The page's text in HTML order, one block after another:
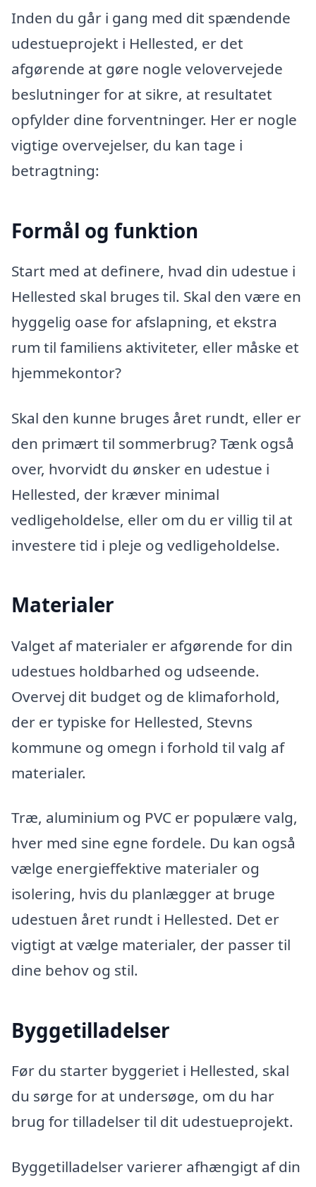
Inden du går i gang med dit spændende
udestueprojekt i Hellested, er det
afgørende at gøre nogle velovervejede
beslutninger for at sikre, at resultatet
opfylder dine forventninger. Her er nogle
vigtige overvejelser, du kan tage i
betragtning:
Formål og funktion
Start med at definere, hvad din udestue i
Hellested skal bruges til. Skal den være en
hyggelig oase for afslapning, et ekstra
rum til familiens aktiviteter, eller måske et
hjemmekontor?
Skal den kunne bruges året rundt, eller er
den primært til sommerbrug? Tænk også
over, hvorvidt du ønsker en udestue i
Hellested, der kræver minimal
vedligeholdelse, eller om du er villig til at
investere tid i pleje og vedligeholdelse.
Materialer
Valget af materialer er afgørende for din
udestues holdbarhed og udseende.
Overvej dit budget og de klimaforhold,
der er typiske for Hellested, Stevns
kommune og omegn i forhold til valg af
materialer.
Træ, aluminium og PVC er populære valg,
hver med sine egne fordele. Du kan også
vælge energieffektive materialer og
isolering, hvis du planlægger at bruge
udestuen året rundt i Hellested. Det er
vigtigt at vælge materialer, der passer til
dine behov og stil.
Byggetilladelser
Før du starter byggeriet i Hellested, skal
du sørge for at undersøge, om du har
brug for tilladelser til dit udestueprojekt.
Byggetilladelser varierer afhængigt af din